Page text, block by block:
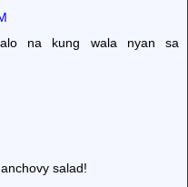
na kung wala nyan sa
salad!